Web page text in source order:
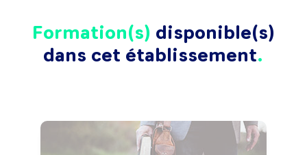
Formation(s) disponible(s)
dans cet établissement